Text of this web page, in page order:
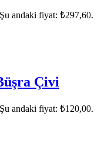
Şu andaki fiyat: ₺297,60.
Çivi
Şu andaki fiyat: ₺120,00.